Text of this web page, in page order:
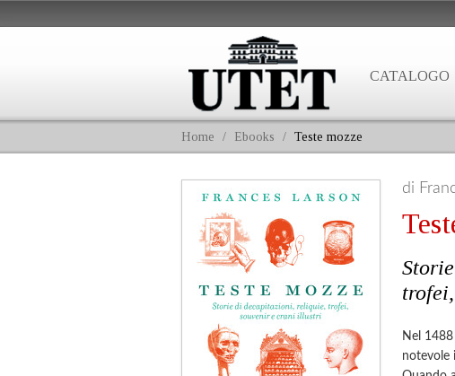
CATALOGO
Home / Ebooks / Teste mozze
di
Nel
notevole